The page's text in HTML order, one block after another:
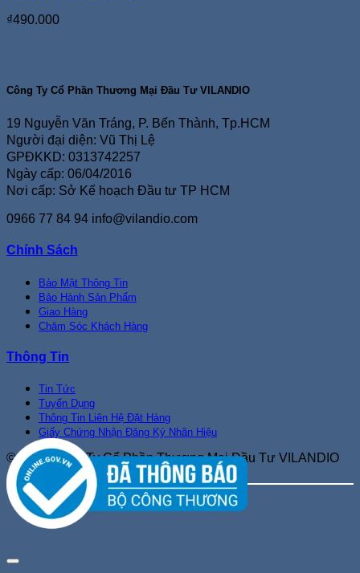
₫490.000
Công Ty Cổ Phần Thương Mại Đầu Tư VILANDIO
19 Nguyễn Văn Tráng, P. Bến Thành, Tp.HCM
Người đại diện: Vũ Thị Lệ
GPĐKKD: 0313742257
Ngày cấp: 06/04/2016
Nơi cấp: Sở Kế hoạch Đầu tư TP HCM
0966 77 84 94 info@vilandio.com
Chính Sách
Bảo Mật Thông Tin
Bảo Hành Sản Phẩm
Giao Hàng
Chăm Sóc Khách Hàng
Thông Tin
Tin Tức
Tuyển Dụng
Thông Tin Liên Hệ Đặt Hàng
Giấy Chứng Nhận Đăng Ký Nhãn Hiệu
© 2021 Công Ty Cổ Phần Thương Mại Đầu Tư VILANDIO